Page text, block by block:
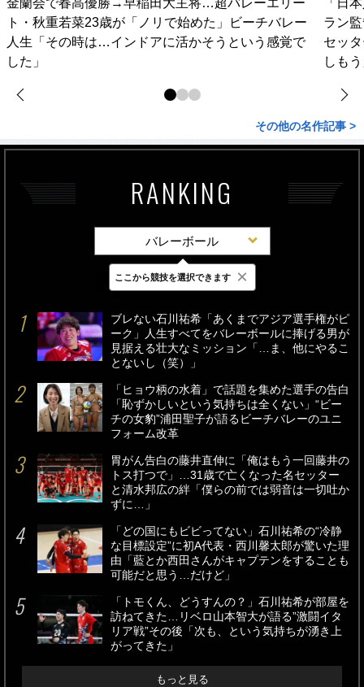
金蘭会で春高優勝→早稲田大主将…超バレーエリー
ト・秋重若菜23歳が「ノリで始めた」ビーチバレー
人生「その時は…インドアに活かそうという感覚で
した」
「日
ラン
セッ
しも
その他の名作記事 >
RANKING
バレーボール
最新 24時間 週間
ブレない石川祐希「あくまでアジア選手権がピ
ーク」人生すべてをバレーボールに捧げる男が
見据える壮大なミッション「…ま、他にやるこ
とないし（笑）」
「ヒョウ柄の水着」で話題を集めた選手の告白
「恥ずかしいという気持ちは全くない」“ビー
チの女豹”浦田聖子が語るビーチバレーのユニ
フォーム改革
胃がん告白の藤井直伸に「俺はもう一回藤井の
トス打つで」…31歳で亡くなった名セッター
と清水邦広の絆「僕らの前では弱音は一切吐か
ずに…」
「どの国にもビビってない」石川祐希の“冷静
な目標設定”に初A代表・西川馨太郎が驚いた理
由「藍とか西田さんがキャプテンをすることも
可能だと思う…だけど」
「トモくん、どうすんの？」石川祐希が部屋を
訪ねてきた…リベロ山本智大が語る”激闘イタ
リア戦”その後「次も、という気持ちが湧き上
がってきた」
もっと見る
ここから競技を選択できます ×